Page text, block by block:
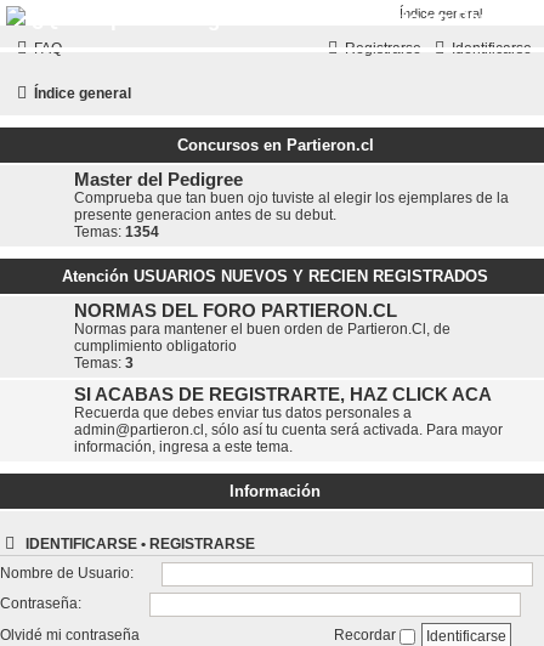
¿Qué esperas? Regístrate como usuario en
PARTIERON.CL
FAQ Identificarse
Registrarse
Índice general
Concursos en Partieron.cl
Master del Pedigree
Comprueba que tan buen ojo tuviste al elegir los ejemplares de la
presente generacion antes de su debut.
Temas: 1354
Atención USUARIOS NUEVOS Y RECIEN REGISTRADOS
NORMAS DEL FORO PARTIERON.CL
Normas para mantener el buen orden de Partieron.Cl, de
cumplimiento obligatorio
Temas: 3
SI ACABAS DE REGISTRARTE, HAZ CLICK ACA
Recuerda que debes enviar tus datos personales a
admin@partieron.cl , sólo así tu cuenta será activada. Para mayor
información, ingresa a este tema.
Información
IDENTIFICARSE • REGISTRARSE
Nombre de Usuario:
Contraseña:
Olvidé mi contraseña
Recordar